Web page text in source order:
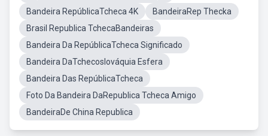
Bandeira RepúblicaTcheca 4K
BandeiraRep Thecka
Brasil Republica TchecaBandeiras
Bandeira Da RepúblicaTcheca Significado
Bandeira DaTchecoslováquia Esfera
Bandeira Das RepúblicaTcheca
Foto Da Bandeira DaRepublica Tcheca Amigo
BandeiraDe China Republica